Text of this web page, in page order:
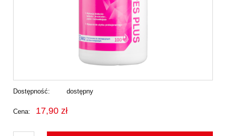
Dostępność: dostępny
Cena: 17,90 zł